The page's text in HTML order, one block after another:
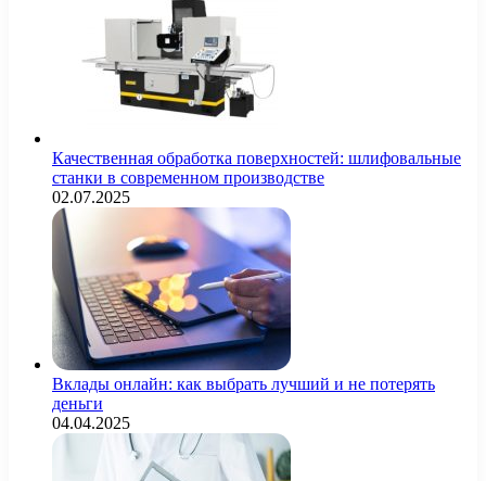
Качественная обработка поверхностей: шлифовальные
станки в современном производстве
02.07.2025
Вклады онлайн: как выбрать лучший и не потерять
деньги
04.04.2025